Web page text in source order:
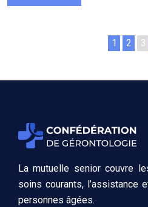
1 2 3
La mutuelle senior couvre
soins courants, l’assistance
personnes âgées.